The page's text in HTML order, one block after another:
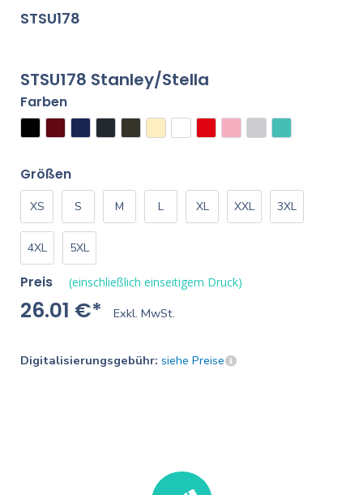
STSU178
STSU178 Stanley/Stella
Farben
Größen
XS S M L XL XXL 3XL
4XL 5XL
Preis (einschließlich einseitigem Druck)
26.01 €* Exkl. MwSt.
Digitalisierungsgebühr: siehe Preise